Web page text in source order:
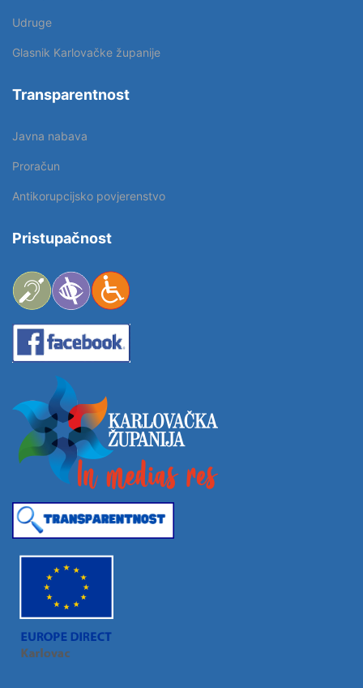
Udruge
Glasnik Karlovačke županije
Transparentnost
Javna nabava
Proračun
Antikorupcijsko povjerenstvo
Pristupačnost